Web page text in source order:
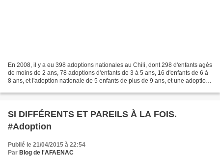
En 2008, il y a eu 398 adoptions nationales au Chili, dont 298 d'enfants agés
de moins de 2 ans, 78 adoptions d'enfants de 3 à 5 ans, 16 d'enfants de 6 à
8 ans, et l'adoption nationale de 5 enfants de plus de 9 ans, et une adoption
SI DIFFÉRENTS ET PAREILS À LA FOIS.
#Adoption
Publié le 21/04/2015 à 22:54
Par Blog de l'AFAENAC